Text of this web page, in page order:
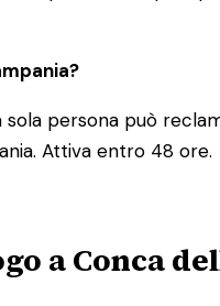
persona può
Attiva entro 48 ore.
a Conca